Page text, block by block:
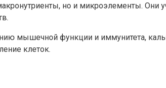
но и микроэлементы. Они
мышечной функции и иммунитета,
клеток.